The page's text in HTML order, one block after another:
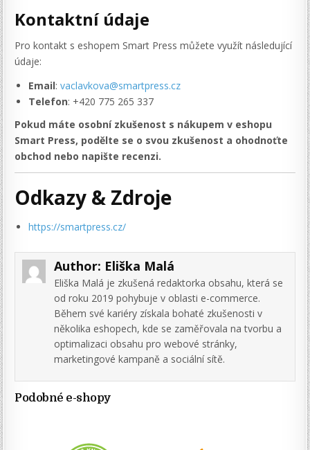
Kontaktní údaje
Pro kontakt s eshopem Smart Press můžete využít následující
údaje:
Email:vaclavkova@smartpress.cz
Telefon: +420 775 265 337
Pokud máte osobní zkušenost s nákupem v eshopu
Smart Press, podělte se o svou zkušenost a ohodnoťte
obchod nebo napište recenzi.
Odkazy & Zdroje
https://smartpress.cz/
Author: Eliška Malá
Eliška Malá je zkušená redaktorka obsahu, která se
od roku 2019 pohybuje v oblasti e-commerce.
Během své kariéry získala bohaté zkušenosti v
několika eshopech, kde se zaměřovala na tvorbu a
optimalizaci obsahu pro webové stránky,
marketingové kampaně a sociální sítě.
Podobné e-shopy